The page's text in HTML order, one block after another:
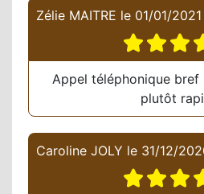
Zélie MAITRE le 01/01/2021
Appel téléphonique bref
plutôt
Caroline JOLY le 31/12/